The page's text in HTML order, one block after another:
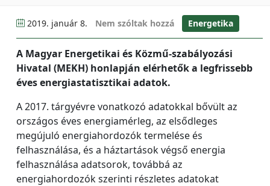
2019. január 8. Nem szóltak hozzá Energetika
A Magyar Energetikai és Közmű-szabályozási
Hivatal (MEKH) honlapján elérhetők a legfrissebb
éves energiastatisztikai adatok.
A 2017. tárgyévre vonatkozó adatokkal bővült az
országos éves energiamérleg, az elsődleges
megújuló energiahordozók termelése és
felhasználása, és a háztartások végső energia
felhasználása adatsorok, továbbá az
energiahordozók szerinti részletes adatokat